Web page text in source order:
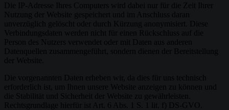
Die IP-Adresse Ihres Computers wird dabei nur für die Zeit Ihrer
Nutzung der Website gespeichert und im Anschluss daran
unverzüglich gelöscht oder durch Kürzung anonymisiert. Diese
Verbindungsdaten werden nicht für einen Rückschluss auf die
Person des Nutzers verwendet oder mit Daten aus anderen
Datenquellen zusammengeführt, sondern dienen der Bereitstellung
der Website.
Die vorgenannten Daten erheben wir, da dies für uns technisch
erforderlich ist, um Ihnen unsere Website anzeigen zu können und
die Stabilität und Sicherheit der Website zu gewährleisten.
Rechtsgrundlage hierfür ist Art. 6 Abs. 1 S. 1 lit. f) DS-GVO.